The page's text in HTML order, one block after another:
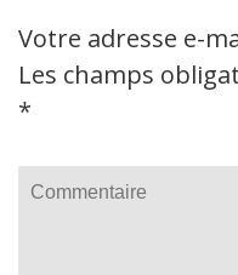
Votre adresse e-
Les champs
*
Commentaire